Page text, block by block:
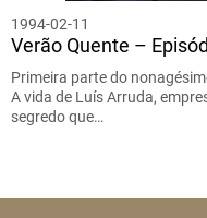
1994-02-11
Verão Quente –
Primeira parte do
A vida de Luís Arruda,
segredo que…